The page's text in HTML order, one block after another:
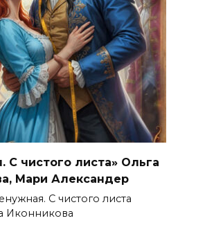
С чистого листа» Ольга
Мари Александер
С чистого листа
Иконникова